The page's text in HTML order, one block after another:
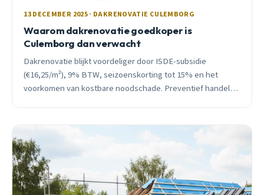
13 DECEMBER 2025 · DAKRENOVATIE CULEMBORG
Waarom dakrenovatie goedkoper is
Culemborg dan verwacht
Dakrenovatie blijkt voordeliger door ISDE-subsidie
(€16,25/m²), 9% BTW, seizoenskorting tot 15% en het
voorkomen van kostbare noodschade. Preventief handelen